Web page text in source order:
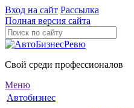
Вход на сайт Рассылка
Полная версия сайта
Свой среди профессионалов
Меню
Автобизнес